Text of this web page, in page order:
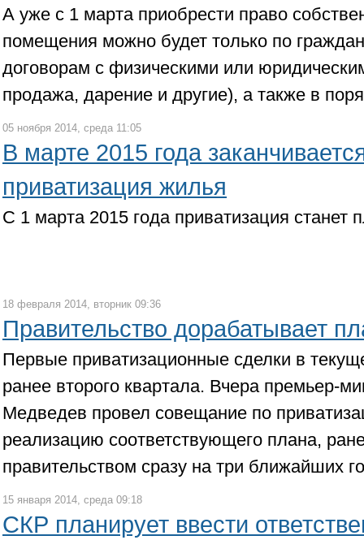
А уже с 1 марта приобрести право
помещения можно будет только по
договорам с физическими или
продажа, дарение и другие), а также в
05 ноября 2014, среда 11:05
В марте 2015 года
приватизация жилья
С 1 марта 2015 года приватизация станет
18 февраля 2014, вторник 09:36
Правительство дорабатывает
Первые приватизационные сделки в
ранее второго квартала. Вчера премьер-
Медведев провел совещание по
реализацию соответствующего плана,
правительством сразу на три ближайших
15 января 2014, среда 09:18
СКР планирует ввести